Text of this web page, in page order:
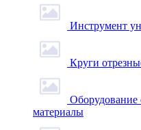
Инструмент
Круги
Оборудование
материалы